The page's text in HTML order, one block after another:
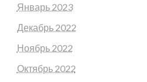
Январь 2023
Декабрь 2022
Ноябрь 2022
Октябрь 2022